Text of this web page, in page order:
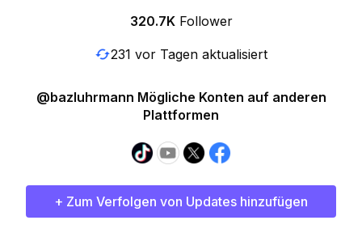
320.7K Follower
231 vor Tagen aktualisiert
@bazluhrmann Mögliche Konten auf anderen
Plattformen
+ Zum Verfolgen von Updates hinzufügen